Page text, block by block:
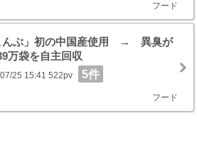
フード
んぶ」初の中国産使用 → 異臭が
万袋を自主回収
25 15:41 522pv 5件
フード